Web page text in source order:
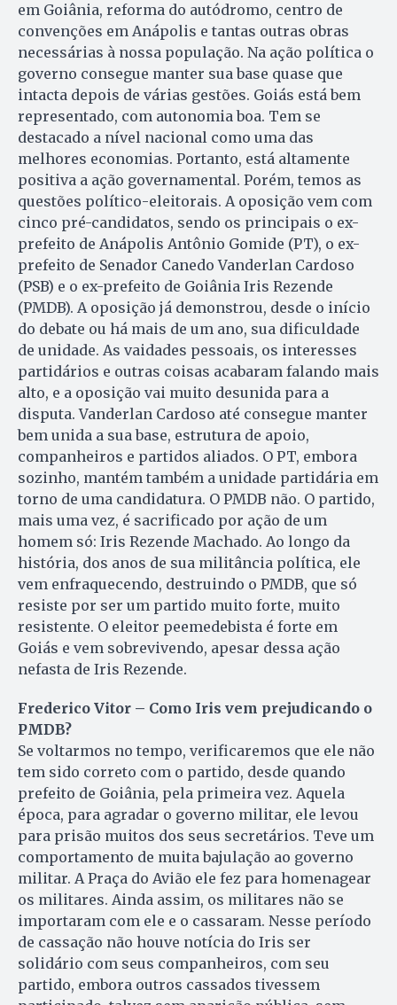
em Goiânia, reforma do autódromo, centro de
convenções em Anápolis e tantas outras obras
necessárias à nossa população. Na ação política o
governo consegue manter sua base quase que
intacta depois de várias gestões. Goiás está bem
representado, com autonomia boa. Tem se
destacado a nível nacional como uma das
melhores economias. Portanto, está altamente
positiva a ação governamental. Porém, temos as
questões político-eleitorais. A oposição vem com
cinco pré-candidatos, sendo os principais o ex-
prefeito de Anápolis Antônio Gomide (PT), o ex-
prefeito de Senador Canedo Vanderlan Car­do­so
(PSB) e o ex-prefeito de Goiâ­nia Iris Rezende
(PMDB). A oposição já demonstrou, desde o início
do debate ou há mais de um ano, sua dificuldade
de unidade. As vaidades pessoais, os interesses
partidários e outras coisas acabaram falando mais
alto, e a oposição vai muito desunida para a
disputa. Vanderlan Cardoso até consegue manter
bem unida a sua base, estrutura de apoio,
companheiros e partidos aliados. O PT, embora
sozinho, mantém também a unidade partidária em
torno de uma candidatura. O PMDB não. O partido,
mais uma vez, é sacrificado por ação de um
homem só: Iris Rezende Ma­chado. Ao longo da
história, dos anos de sua militância política, ele
vem enfraquecendo, destruindo o PMDB, que só
resiste por ser um partido muito forte, muito
resistente. O eleitor peemedebista é forte em
Goiás e vem sobrevivendo, apesar dessa ação
nefasta de Iris Rezende.
Frederico Vitor – Como Iris vem prejudicando o
PMDB?
Se voltarmos no tempo, verificaremos que ele não
tem sido correto com o partido, desde quando
prefeito de Goiânia, pela primeira vez. Aquela
época, para agradar o governo militar, ele levou
para prisão muitos dos seus secretários. Teve um
comportamento de muita bajulação ao governo
militar. A Praça do Avião ele fez para homenagear
os militares. Ainda assim, os militares não se
importaram com ele e o cassaram. Nesse período
de cassação não houve notícia do Iris ser
solidário com seus companheiros, com seu
partido, embora outros cassados tivessem